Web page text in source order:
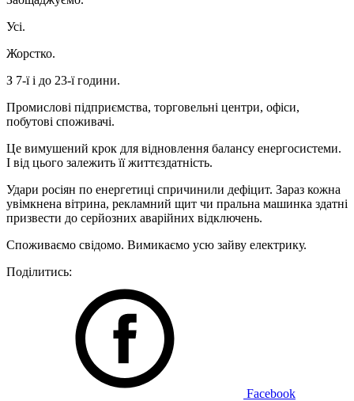
Усі.
Жорстко.
З 7-ї і до 23-ї години.
Промислові підприємства, торговельні центри, офіси,
побутові споживачі.
Це вимушений крок для відновлення балансу енергосистеми.
І від цього залежить її життєздатність.
Удари росіян по енергетиці спричинили дефіцит. Зараз кожна
увімкнена вітрина, рекламний щит чи пральна машинка здатні
призвести до серйозних аварійних відключень.
Споживаємо свідомо. Вимикаємо усю зайву електрику.
Поділитись:
Facebook